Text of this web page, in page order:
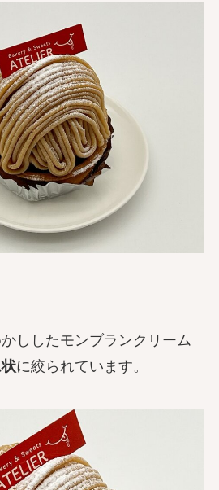
ししたモンブランクリーム
に絞られています。